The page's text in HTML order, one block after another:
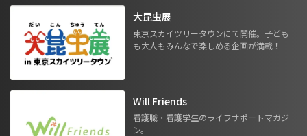
大昆虫展
東京スカイツリータウンにて開催。子ども
も大人もみんなで楽しめる企画が満載！
Will Friends
看護職・看護学生のライフサポートマガジ
ン。